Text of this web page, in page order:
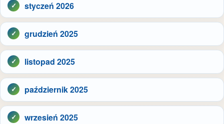
styczeń 2026
grudzień 2025
listopad 2025
październik 2025
wrzesień 2025